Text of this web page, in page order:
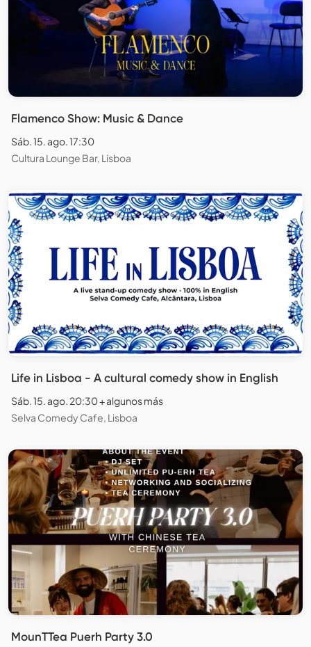
Flamenco Show: Music & Dance
Sáb. 15. ago. 17:30
Cultura Lounge Bar, Lisboa
Life in Lisboa - A cultural comedy show in English
Sáb. 15. ago. 20:30 + algunos más
Selva Comedy Cafe, Lisboa
MounTTea Puerh Party 3.0